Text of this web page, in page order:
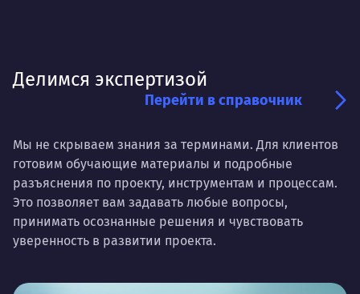
Делимся экспертизой
Перейти в справочник
Мы не скрываем знания за терминами. Для клиентов
готовим обучающие материалы и подробные
разъяснения по проекту, инструментам и процессам.
Это позволяет вам задавать любые вопросы,
принимать осознанные решения и чувствовать
уверенность в развитии проекта.